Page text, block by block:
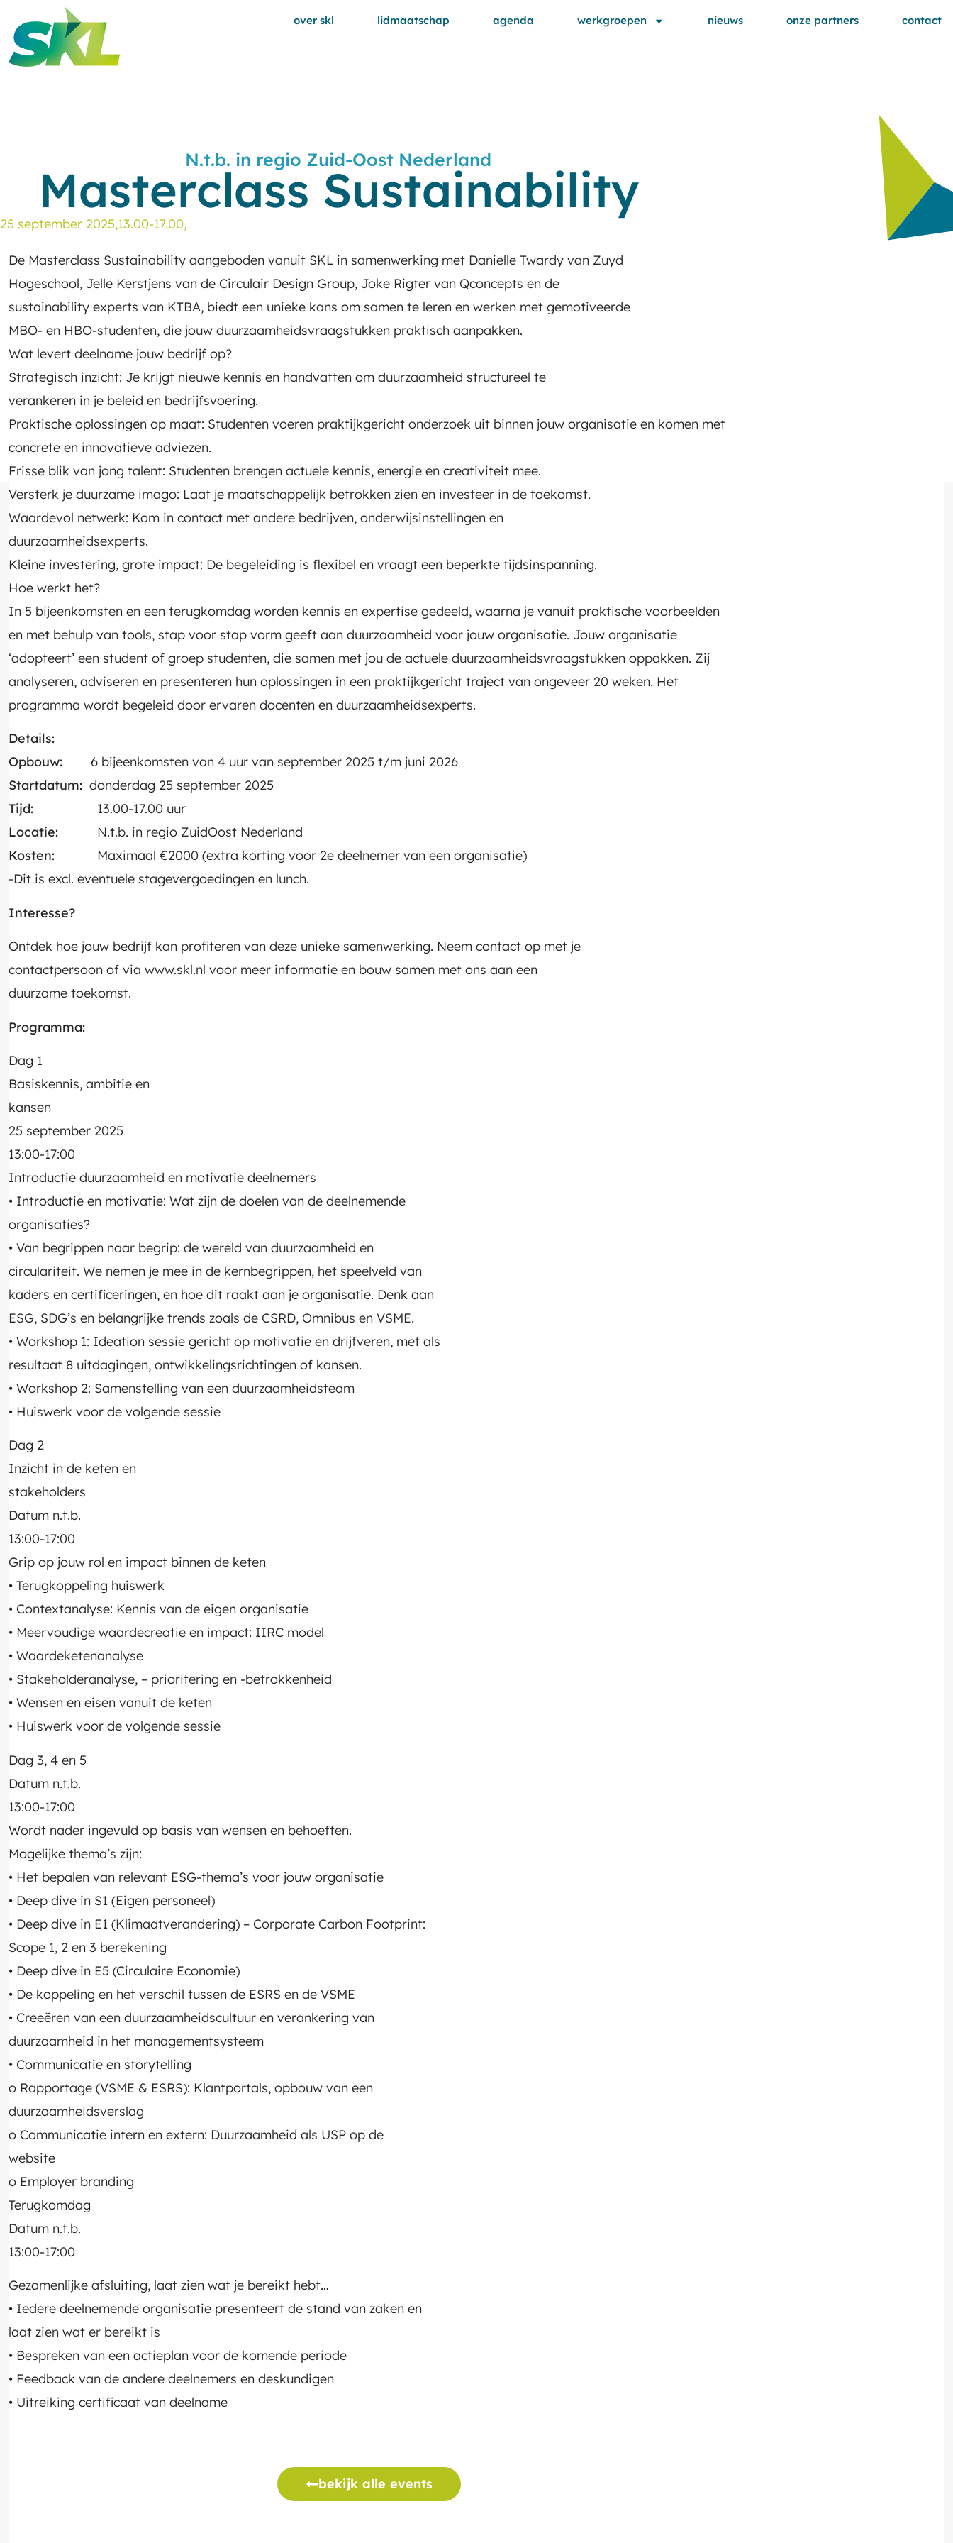
over skl lidmaatschap agenda werkgroepen nieuws onze partners contact
N.t.b. in regio Zuid-Oost Nederland
Masterclass Sustainability
25 september 2025,13.00-17.00,
De Masterclass Sustainability aangeboden vanuit SKL in samenwerking met Danielle Twardy van Zuyd
Hogeschool, Jelle Kerstjens van de Circulair Design Group, Joke Rigter van Qconcepts en de
sustainability experts van KTBA, biedt een unieke kans om samen te leren en werken met gemotiveerde
MBO- en HBO-studenten, die jouw duurzaamheidsvraagstukken praktisch aanpakken.
Wat levert deelname jouw bedrijf op?
Strategisch inzicht: Je krijgt nieuwe kennis en handvatten om duurzaamheid structureel te
verankeren in je beleid en bedrijfsvoering.
Praktische oplossingen op maat: Studenten voeren praktijkgericht onderzoek uit binnen jouw organisatie en komen met
concrete en innovatieve adviezen.
Frisse blik van jong talent: Studenten brengen actuele kennis, energie en creativiteit mee.
Versterk je duurzame imago: Laat je maatschappelijk betrokken zien en investeer in de toekomst.
Waardevol netwerk: Kom in contact met andere bedrijven, onderwijsinstellingen en
duurzaamheidsexperts.
Kleine investering, grote impact: De begeleiding is flexibel en vraagt een beperkte tijdsinspanning.
Hoe werkt het?
In 5 bijeenkomsten en een terugkomdag worden kennis en expertise gedeeld, waarna je vanuit praktische voorbeelden
en met behulp van tools, stap voor stap vorm geeft aan duurzaamheid voor jouw organisatie. Jouw organisatie
‘adopteert’ een student of groep studenten, die samen met jou de actuele duurzaamheidsvraagstukken oppakken. Zij
analyseren, adviseren en presenteren hun oplossingen in een praktijkgericht traject van ongeveer 20 weken. Het
programma wordt begeleid door ervaren docenten en duurzaamheidsexperts.
Details:
Opbouw: 6 bijeenkomsten van 4 uur van september 2025 t/m juni 2026
Startdatum: donderdag 25 september 2025
Tijd: 13.00-17.00 uur
Locatie: N.t.b. in regio ZuidOost Nederland
Kosten: Maximaal €2000 (extra korting voor 2e deelnemer van een organisatie)
-Dit is excl. eventuele stagevergoedingen en lunch.
Interesse?
Ontdek hoe jouw bedrijf kan profiteren van deze unieke samenwerking. Neem contact op met je
contactpersoon of via www.skl.nl voor meer informatie en bouw samen met ons aan een
duurzame toekomst.
Programma:
Dag 1
Basiskennis, ambitie en
kansen
25 september 2025
13:00-17:00
Introductie duurzaamheid en motivatie deelnemers
• Introductie en motivatie: Wat zijn de doelen van de deelnemende
organisaties?
• Van begrippen naar begrip: de wereld van duurzaamheid en
circulariteit. We nemen je mee in de kernbegrippen, het speelveld van
kaders en certificeringen, en hoe dit raakt aan je organisatie. Denk aan
ESG, SDG’s en belangrijke trends zoals de CSRD, Omnibus en VSME.
• Workshop 1: Ideation sessie gericht op motivatie en drijfveren, met als
resultaat 8 uitdagingen, ontwikkelingsrichtingen of kansen.
• Workshop 2: Samenstelling van een duurzaamheidsteam
• Huiswerk voor de volgende sessie
Dag 2
Inzicht in de keten en
stakeholders
Datum n.t.b.
13:00-17:00
Grip op jouw rol en impact binnen de keten
• Terugkoppeling huiswerk
• Contextanalyse: Kennis van de eigen organisatie
• Meervoudige waardecreatie en impact: IIRC model
• Waardeketenanalyse
• Stakeholderanalyse, – prioritering en -betrokkenheid
• Wensen en eisen vanuit de keten
• Huiswerk voor de volgende sessie
Dag 3, 4 en 5
Datum n.t.b.
13:00-17:00
Wordt nader ingevuld op basis van wensen en behoeften.
Mogelijke thema’s zijn:
• Het bepalen van relevant ESG-thema’s voor jouw organisatie
• Deep dive in S1 (Eigen personeel)
• Deep dive in E1 (Klimaatverandering) – Corporate Carbon Footprint:
Scope 1, 2 en 3 berekening
• Deep dive in E5 (Circulaire Economie)
• De koppeling en het verschil tussen de ESRS en de VSME
• Creeëren van een duurzaamheidscultuur en verankering van
duurzaamheid in het managementsysteem
• Communicatie en storytelling
o Rapportage (VSME & ESRS): Klantportals, opbouw van een
duurzaamheidsverslag
o Communicatie intern en extern: Duurzaamheid als USP op de
website
o Employer branding
Terugkomdag
Datum n.t.b.
13:00-17:00
Gezamenlijke afsluiting, laat zien wat je bereikt hebt…
• Iedere deelnemende organisatie presenteert de stand van zaken en
laat zien wat er bereikt is
• Bespreken van een actieplan voor de komende periode
• Feedback van de andere deelnemers en deskundigen
• Uitreiking certificaat van deelname
bekijk alle events